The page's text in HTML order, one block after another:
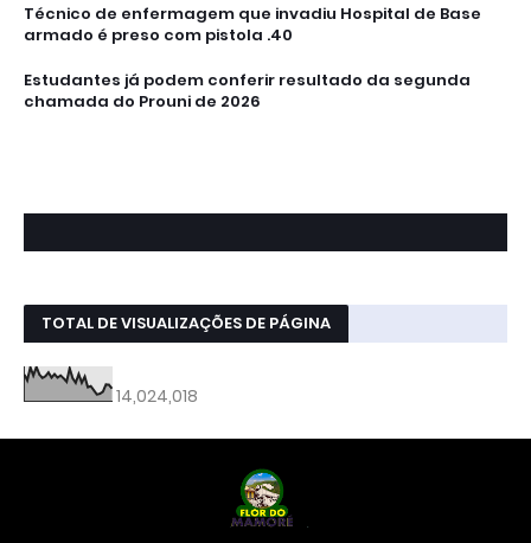
Técnico de enfermagem que invadiu Hospital de Base
armado é preso com pistola .40
Estudantes já podem conferir resultado da segunda
chamada do Prouni de 2026
TOTAL DE VISUALIZAÇÕES DE PÁGINA
14,024,018